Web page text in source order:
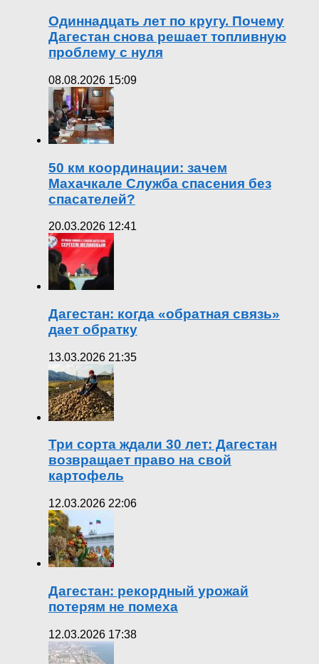
Одиннадцать лет по кругу. Почему
Дагестан снова решает топливную
проблему с нуля
08.08.2026 15:09
50 км координации: зачем
Махачкале Служба спасения без
спасателей?
20.03.2026 12:41
Дагестан: когда «обратная связь»
дает обратку
13.03.2026 21:35
Три сорта ждали 30 лет: Дагестан
возвращает право на свой
картофель
12.03.2026 22:06
Дагестан: рекордный урожай
потерям не помеха
12.03.2026 17:38